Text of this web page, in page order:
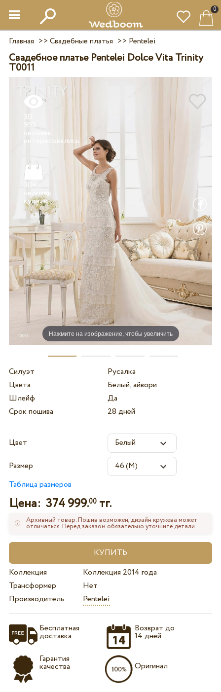
0
Главная >> Свадебные платья >> Pentelei
Свадебное платье Pentelei Dolce Vita Trinity
T0011
Нажмите на изображение, чтобы увеличить
30
953
человек
30+
человек
купили
Силуэт
Русалка
Цвета
Белый, айвори
Шлейф
Да
Срок пошива
28 дней
Цвет
Размер
Таблица размеров
Цена: 374 999.00тг.
Архивный товар. Пошив возможен, дизайн кружева может
отличаться. Перед заказом обязательно уточните детали.
Коллекция
Коллекция 2014 года
Трансформер
Нет
Производитель
Pentelei
Бесплатная
доставка
Гарантия
качества
Возврат до
14 дней
Оригинал